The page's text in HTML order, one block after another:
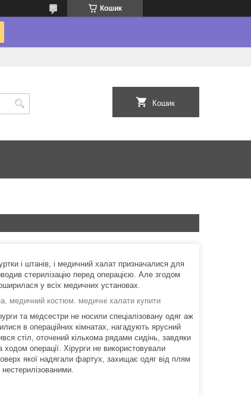
Кошик
Кошик
і штанів, і медичний халат призначалися для
стерилізацію перед операцією. Але згодом
у всіх медичних установах.
. медичний костюм. медичні халати купити
та медсестри не носили спеціалізовану одяг аж
в операційних кімнатах, нагадують ярусний
стіл, оточений кількома рядами сидінь, завдяки
ходом операції. Хірурги не використовували
якої надягали фартух, захищає одяг від плям